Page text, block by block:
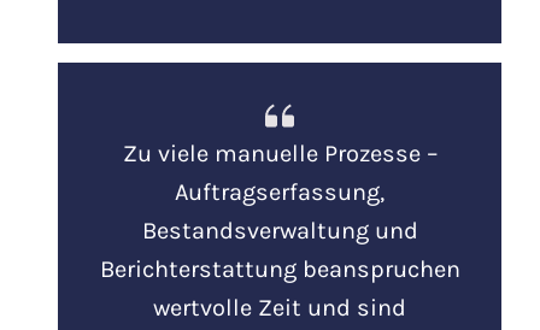
Zu viele manuelle Prozesse –
Auftragserfassung,
Bestandsverwaltung und
Berichterstattung beanspruchen
wertvolle Zeit und sind